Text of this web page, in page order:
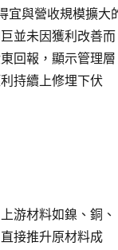
宜與營收規模擴大
並未因獲利改善而
回報，顯示管理層
持續上修埋下伏
游材料如鎳、銅、
接推升原材料成